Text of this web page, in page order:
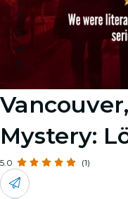
Mystery:
5.0 (1)